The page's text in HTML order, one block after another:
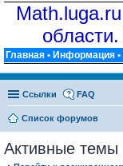
Главная • Информация •
Ссылки FAQ
Список форумов
Активные темы